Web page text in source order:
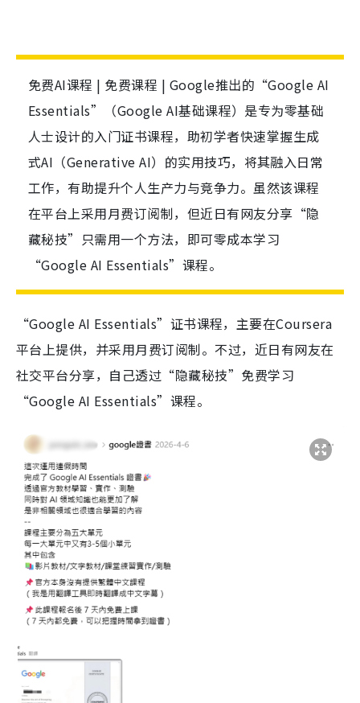
免费AI课程 | 免费课程 | Google推出的“Google AI
Essentials”（Google AI基础课程）是专为零基础
人士设计的入门证书课程，助初学者快速掌握生成
式AI（Generative AI）的实用技巧，将其融入日常
工作，有助提升个人生产力与竞争力。虽然该课程
在平台上采用月费订阅制，但近日有网友分享“隐
藏秘技”只需用一个方法，即可零成本学习
“Google AI Essentials”课程。
“Google AI Essentials”证书课程，主要在Coursera
平台上提供，并采用月费订阅制。不过，近日有网友在
社交平台分享，自己透过“隐藏秘技”免费学习
“Google AI Essentials”课程。